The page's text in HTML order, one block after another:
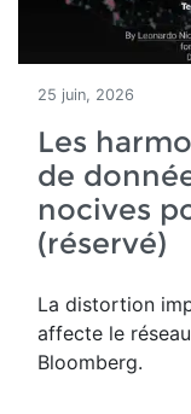
25 juin, 2026
Les
de
nocives
(réservé)
La distortion
affecte le
Bloomberg.